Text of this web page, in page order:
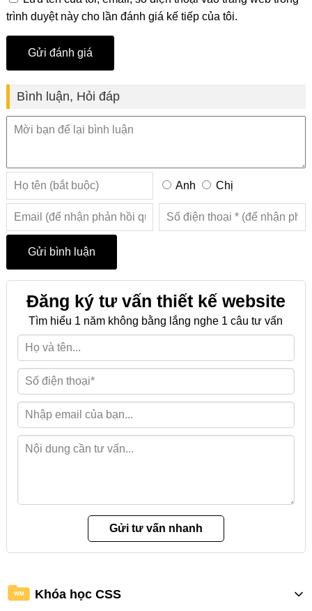
trình duyệt này cho lần đánh giá kế tiếp của tôi.
Bình luận, Hỏi đáp
Anh Chị
Đăng ký tư vấn thiết kế website
Tìm hiểu 1 năm không bằng lắng nghe 1 câu tư vấn
WM Khóa học CSS